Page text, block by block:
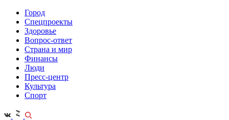
Город
Спецпроекты
Здоровье
Вопрос-ответ
Страна и мир
Финансы
Люди
Пресс-центр
Культура
Спорт